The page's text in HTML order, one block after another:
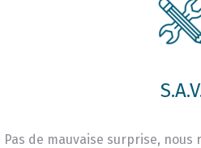
Pas de mauvaise surprise,